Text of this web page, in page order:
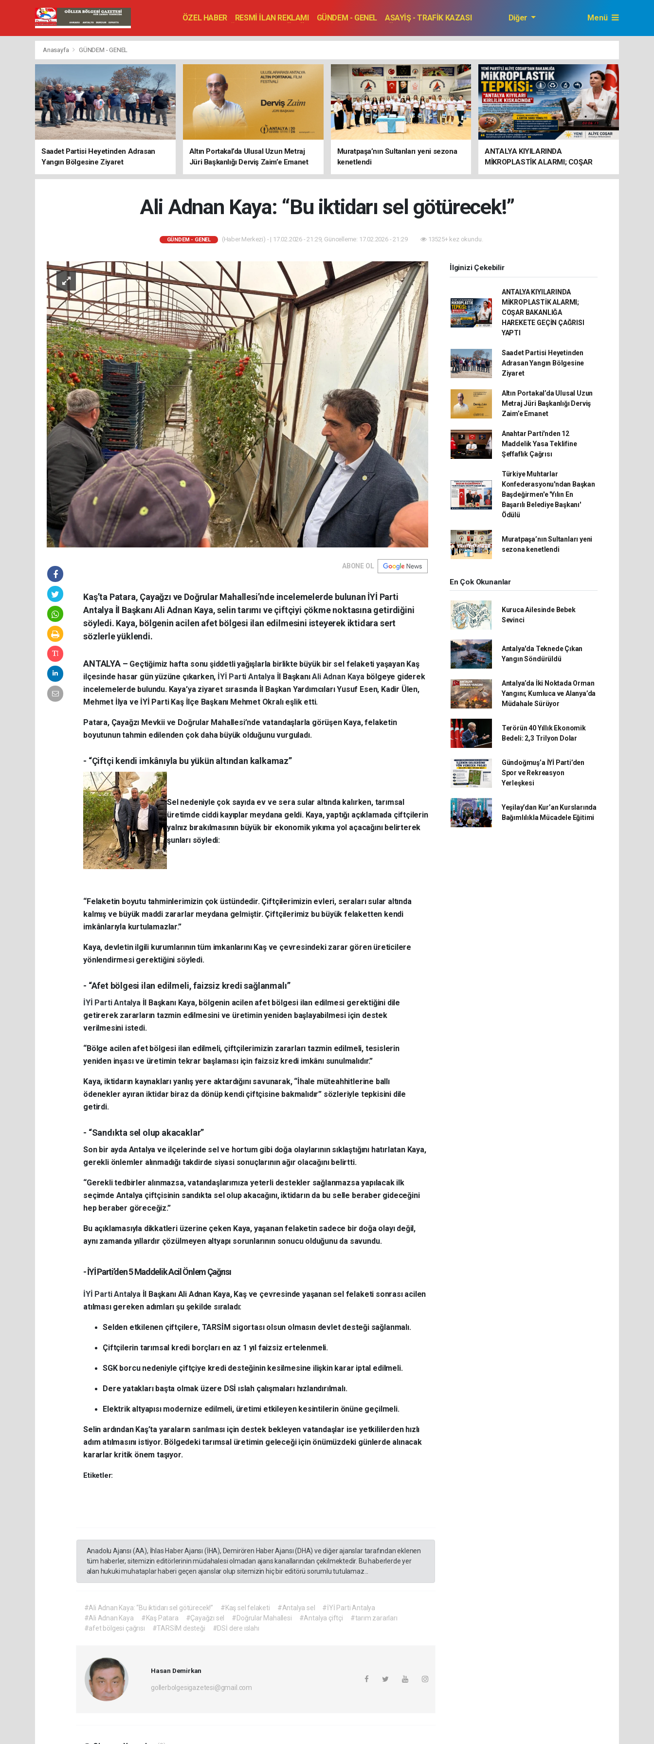
ÖZEL HABER RESMİ İLAN REKLAMI GÜNDEM - GENEL
ASAYİŞ - TRAFİK KAZASI
VEFAT EDENLER
TOPLANTI - DÜĞÜN
Diğer Menü
Anasayfa GÜNDEM - GENEL
Saadet Partisi Heyetinden Adrasan
Yangın Bölgesine Ziyaret
Altın Portakal’da Ulusal Uzun Metraj
Jüri Başkanlığı Derviş Zaim’e Emanet
Muratpaşa’nın Sultanları yeni sezona
kenetlendi
ANTALYA KIYILARINDA
MİKROPLASTİK ALARMI; COŞAR
BAKANLIĞA HAREKETE GEÇİN
Ali Adnan Kaya: “Bu iktidarı sel götürecek!”
GÜNDEM - GENEL (Haber Merkezi) - | 17.02.2026 - 21:29, Güncelleme: 17.02.2026 - 21:29 13525+ kez okundu.
ABONE OL
Kaş’ta Patara, Çayağzı ve Doğrular Mahallesi’nde incelemelerde bulunan İYİ Parti
Antalya İl Başkanı Ali Adnan Kaya, selin tarımı ve çiftçiyi çökme noktasına getirdiğini
söyledi. Kaya, bölgenin acilen afet bölgesi ilan edilmesini isteyerek iktidara sert
sözlerle yüklendi.
ANTALYA – Geçtiğimiz hafta sonu şiddetli yağışlarla birlikte büyük bir sel felaketi yaşayan Kaş
ilçesinde hasar gün yüzüne çıkarken, İYİ Parti Antalya İl BaşkanıAli Adnan Kaya bölgeye giderek
incelemelerde bulundu. Kaya’ya ziyaret sırasında İl Başkan Yardımcıları Yusuf Esen, Kadir Ülen,
Mehmet İlya ve İYİ Parti Kaş İlçe Başkanı Mehmet Okralı eşlik etti.
Patara, Çayağzı Mevkii ve Doğrular Mahallesi’nde vatandaşlarla görüşen Kaya, felaketin
boyutunun tahmin edilenden çok daha büyük olduğunu vurguladı.
- “Çiftçi kendi imkânıyla bu yükün altından kalkamaz”
Sel nedeniyle çok sayıda ev ve sera sular altında kalırken, tarımsal
üretimde ciddi kayıplar meydana geldi. Kaya, yaptığı açıklamada çiftçilerin
yalnız bırakılmasının büyük bir ekonomik yıkıma yol açacağını belirterek
şunları söyledi:
“Felaketin boyutu tahminlerimizin çok üstündedir. Çiftçilerimizin evleri, seraları sular altında
kalmış ve büyük maddi zararlar meydana gelmiştir. Çiftçilerimiz bu büyük felaketten kendi
imkânlarıyla kurtulamazlar.”
Kaya, devletin ilgili kurumlarının tüm imkanlarını Kaş ve çevresindeki zarar gören üreticilere
yönlendirmesi gerektiğini söyledi.
- “Afet bölgesi ilan edilmeli, faizsiz kredi sağlanmalı”
İYİ Parti Antalya İl Başkanı Kaya, bölgenin acilen afet bölgesi ilan edilmesi gerektiğini dile
getirerek zararların tazmin edilmesini ve üretimin yeniden başlayabilmesi için destek
verilmesini istedi.
“Bölge acilen afet bölgesi ilan edilmeli, çiftçilerimizin zararları tazmin edilmeli, tesislerin
yeniden inşası ve üretimin tekrar başlaması için faizsiz kredi imkânı sunulmalıdır.”
Kaya, iktidarın kaynakları yanlış yere aktardığını savunarak, “İhale müteahhitlerine ballı
ödenekler ayıran iktidar biraz da dönüp kendi çiftçisine bakmalıdır” sözleriyle tepkisini dile
getirdi.
- “Sandıkta sel olup akacaklar”
Son bir ayda Antalya ve ilçelerinde sel ve hortum gibi doğa olaylarının sıklaştığını hatırlatan Kaya,
gerekli önlemler alınmadığı takdirde siyasi sonuçlarının ağır olacağını belirtti.
“Gerekli tedbirler alınmazsa, vatandaşlarımıza yeterli destekler sağlanmazsa yapılacak ilk
seçimde Antalya çiftçisinin sandıkta sel olup akacağını, iktidarın da bu selle beraber gideceğini
hep beraber göreceğiz.”
Bu açıklamasıyla dikkatleri üzerine çeken Kaya, yaşanan felaketin sadece bir doğa olayı değil,
aynı zamanda yıllardır çözülmeyen altyapı sorunlarının sonucu olduğunu da savundu.
- İYİ Parti’den 5 Maddelik Acil Önlem Çağrısı
İYİ Parti Antalya İl Başkanı Ali Adnan Kaya, Kaş ve çevresinde yaşanan sel felaketi sonrası acilen
atılması gereken adımları şu şekilde sıraladı:
Selden etkilenen çiftçilere, TARSİM sigortası olsun olmasın devlet desteği sağlanmalı.
Çiftçilerin tarımsal kredi borçları en az 1 yıl faizsiz ertelenmeli.
SGK borcu nedeniyle çiftçiye kredi desteğinin kesilmesine ilişkin karar iptal edilmeli.
Dere yatakları başta olmak üzere DSİ ıslah çalışmaları hızlandırılmalı.
Elektrik altyapısı modernize edilmeli, üretimi etkileyen kesintilerin önüne geçilmeli.
Selin ardından Kaş’ta yaraların sarılması için destek bekleyen vatandaşlar ise yetkililerden hızlı
adım atılmasını istiyor. Bölgedeki tarımsal üretimin geleceği için önümüzdeki günlerde alınacak
kararlar kritik önem taşıyor.
Etiketler:
Anadolu Ajansı (AA), İhlas Haber Ajansı (İHA), Demirören Haber Ajansı (DHA) ve diğer ajanslar tarafından eklenen
tüm haberler, sitemizin editörlerinin müdahalesi olmadan ajans kanallarından çekilmektedir. Bu haberlerde yer
alan hukuki muhataplar haberi geçen ajanslar olup sitemizin hiç bir editörü sorumlu tutulamaz...
#Ali Adnan Kaya: “Bu iktidarı sel götürecek!” #Kaş sel felaketi #Antalya sel
#İYİ Parti Antalya
#Ali Adnan Kaya
#Kaş Patara #Çayağzı sel #Doğrular Mahallesi #Antalya çiftçi
#tarım zararları
#afet bölgesi çağrısı
#TARSİM desteği #DSİ dere ıslahı
Hasan Demirkan
gollerbolgesigazetesi@gmail.com
İlginizi Çekebilir
ANTALYA KIYILARINDA
MİKROPLASTİK ALARMI;
COŞAR BAKANLIĞA
HAREKETE GEÇİN ÇAĞRISI
YAPTI
Saadet Partisi Heyetinden
Adrasan Yangın Bölgesine
Ziyaret
Altın Portakal’da Ulusal Uzun
Metraj Jüri Başkanlığı Derviş
Zaim’e Emanet
Anahtar Parti'nden 12
Maddelik Yasa Teklifine
Şeffaflık Çağrısı
Türkiye Muhtarlar
Konfederasyonu'ndan Başkan
Başdeğirmen'e 'Yılın En
Başarılı Belediye Başkanı'
Ödülü
Muratpaşa’nın Sultanları yeni
sezona kenetlendi
En Çok Okunanlar
Kuruca Ailesinde Bebek
Sevinci
Antalya'da Teknede Çıkan
Yangın Söndürüldü
Antalya’da İki Noktada Orman
Yangını; Kumluca ve Alanya’da
Müdahale Sürüyor
Terörün 40 Yıllık Ekonomik
Bedeli: 2,3 Trilyon Dolar
Gündoğmuş’a İYİ Parti’den
Spor ve Rekreasyon
Yerleşkesi
Yeşilay’dan Kur’an Kurslarında
Bağımlılıkla Mücadele Eğitimi